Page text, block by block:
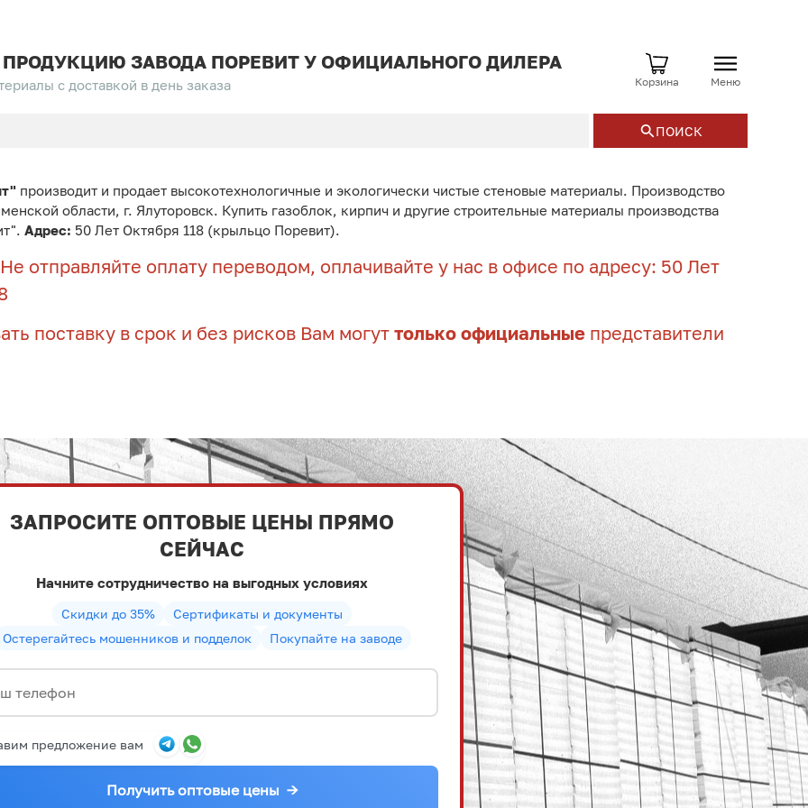
ЗАВОДА ПОРЕВИТ У ОФИЦИАЛЬНОГО ДИЛЕРА
с доставкой в день заказа Корзина Меню
ПОИСК
производит и продает высокотехнологичные и экологически чистые стеновые материалы. Производство
области, г. Ялуторовск. Купить газоблок, кирпич и другие строительные материалы производства
Адрес: 50 Лет Октября 118 (крыльцо Поревит).
отправляйте оплату переводом, оплачивайте у нас в офисе по адресу: 50 Лет
поставку в срок и без рисков Вам могут только официальные представители
ЗАПРОСИТЕ ОПТОВЫЕ ЦЕНЫ ПРЯМО
СЕЙЧАС
Начните сотрудничество на выгодных условиях
Скидки до 35%
Сертификаты и документы
Остерегайтесь мошенников и подделок
Покупайте на заводе
предложение вам
Получить оптовые цены →